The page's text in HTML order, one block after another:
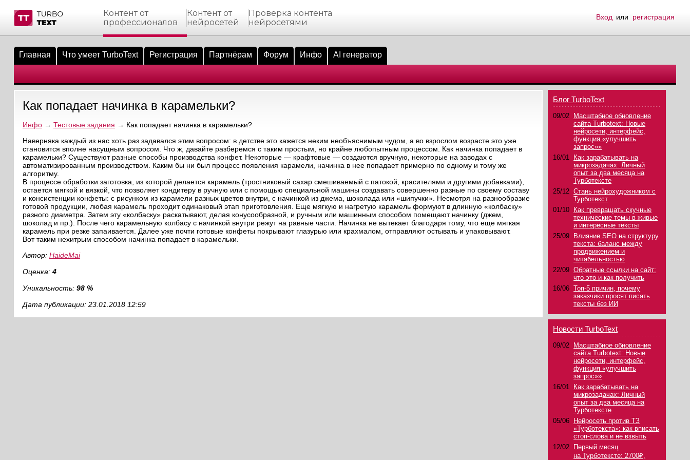
материалы
биржи
пользователи
на сайте
пользователей
сообщения
по форуму
Контент от
профессионалов
Контент от
нейросетей
Проверка контента
нейросетями
Вход или регистрация
Главная Что умеет TurboText Регистрация Партнёрам Форум Инфо AI генератор
Как попадает начинка в карамельки?
Инфо→ Тестовые задания → Как попадает начинка в карамельки?
Наверняка каждый из нас хоть раз задавался этим вопросом: в детстве это кажется неким необъяснимым чудом, а во взрослом возрасте это уже
становится вполне насущным вопросом. Что ж, давайте разберемся с таким простым, но крайне любопытным процессом. Как начинка попадает в
карамельки? Существуют разные способы производства конфет. Некоторые — крафтовые — создаются вручную, некоторые на заводах с
автоматизированным производством. Каким бы ни был процесс появления карамели, начинка в нее попадает примерно по одному и тому же
алгоритму.
В процессе обработки заготовка, из которой делается карамель (тростниковый сахар смешиваемый с патокой, красителями и другими добавками),
остается мягкой и вязкой, что позволяет кондитеру в ручную или с помощью специальной машины создавать совершенно разные по своему составу
и консистенции конфеты: с рисунком из карамели разных цветов внутри, с начинкой из джема, шоколада или «шипучки». Несмотря на разнообразие
готовой продукции, любая карамель проходит одинаковый этап приготовления. Еще мягкую и нагретую карамель формуют в длинную «колбаску»
разного диаметра. Затем эту «колбаску» раскатывают, делая конусообразной, и ручным или машинным способом помещают начинку (джем,
шоколад и пр.). После чего карамельную колбасу с начинкой внутри режут на равные части. Начинка не вытекает благодаря тому, что еще мягкая
карамель при резке запаивается. Далее уже почти готовые конфеты покрывают глазурью или крахмалом, отправляют остывать и упаковывают.
Вот таким нехитрым способом начинка попадает в карамельки.
Автор: HaideMai
Оценка: 4
Уникальность: 98 %
Дата публикации: 23.01.2018 12:59
Блог TurboText
09/02
Масштабное обновление
сайта Turbotext: Новые
нейросети, интерфейс,
функция «улучшить
запрос»»
16/01
Как зарабатывать на
микрозадачах: Личный
опыт за два месяца на
Турботексте
25/12 Стань нейрохудожником с
Турботекст
01/10
Как превращать скучные
технические темы в живые
и интересные тексты
25/09
Влияние SEO на структуру
текста: баланс между
продвижением и
читабельностью
22/09 Обратные ссылки на сайт:
что это и как получить
16/06 Топ-5 причин, почему
заказчики просят писать
тексты без ИИ
Новости TurboText
09/02
Масштабное обновление
сайта Turbotext: Новые
нейросети, интерфейс,
функция «улучшить
запрос»»
16/01
Как зарабатывать на
микрозадачах: Личный
опыт за два месяца на
Турботексте
05/06
Нейросеть против ТЗ
«Турботекста»: как вписать
стоп-слова и не взвыть
12/02
Первый месяц
на Турботексте: 2700₽,